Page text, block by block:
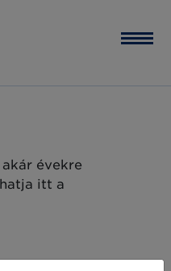
évekre
itt a